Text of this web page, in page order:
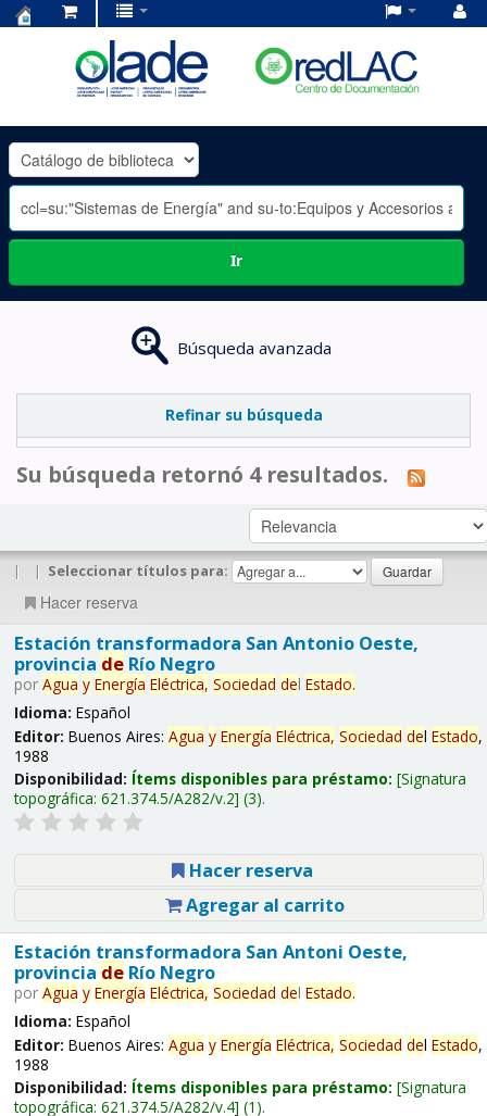
OLADE
-
Ir
Búsqueda avanzada
Refinar su búsqueda
Su búsqueda retornó 4 resultados.
| | Seleccionar títulos para:
Hacer reserva
Estación transformadora San Antonio Oeste,
provincia deRío Negro
por Agua y Energía Eléctrica, Sociedad del Estado.
Idioma: Español
Editor: Buenos Aires: Agua y Energía Eléctrica, Sociedad del Estado,
1988
Disponibilidad: Ítems disponibles para préstamo: Signatura
topográfica: 621.374.5/A282/v.2 (3).
Hacer reserva
Agregar al carrito
Estación transformadora San Antoni Oeste,
provincia deRío Negro
por Agua y Energía Eléctrica, Sociedad del Estado.
Idioma: Español
Editor: Buenos Aires: Agua y Energía Eléctrica, Sociedad del Estado,
1988
Disponibilidad: Ítems disponibles para préstamo: Signatura
topográfica: 621.374.5/A282/v.4 (1).